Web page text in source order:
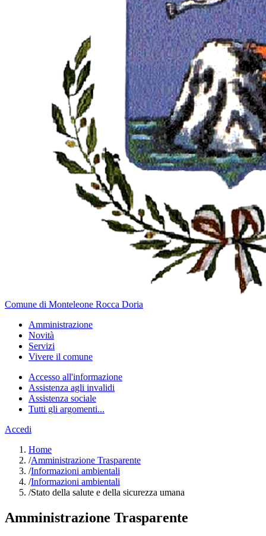
Comune di Monteleone Rocca Doria
Amministrazione
Novità
Servizi
Vivere il comune
Accesso all'informazione
Assistenza agli invalidi
Assistenza sociale
Tutti gli argomenti...
Accedi
Home
/Amministrazione Trasparente
/Informazioni ambientali
/Informazioni ambientali
/Stato della salute e della sicurezza umana
Amministrazione Trasparente